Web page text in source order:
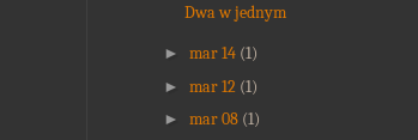
Dwa w jednym
► mar 14 (1)
► mar 12 (1)
► mar 08 (1)